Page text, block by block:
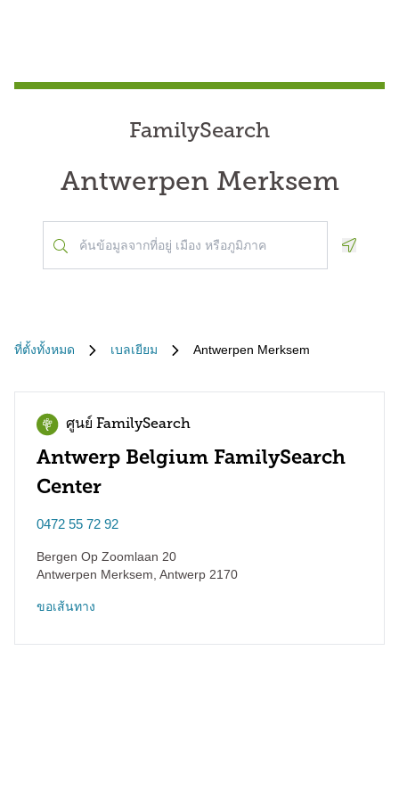
FamilySearch
Antwerpen Merksem
ที่ตั้งทั้งหมด เบลเยียม Antwerpen Merksem
ศูนย์ FamilySearch
Antwerp Belgium FamilySearch
Center
0472 55 72 92
Bergen Op Zoomlaan 20
Antwerpen Merksem Antwerp 2170
ขอเส้นทาง